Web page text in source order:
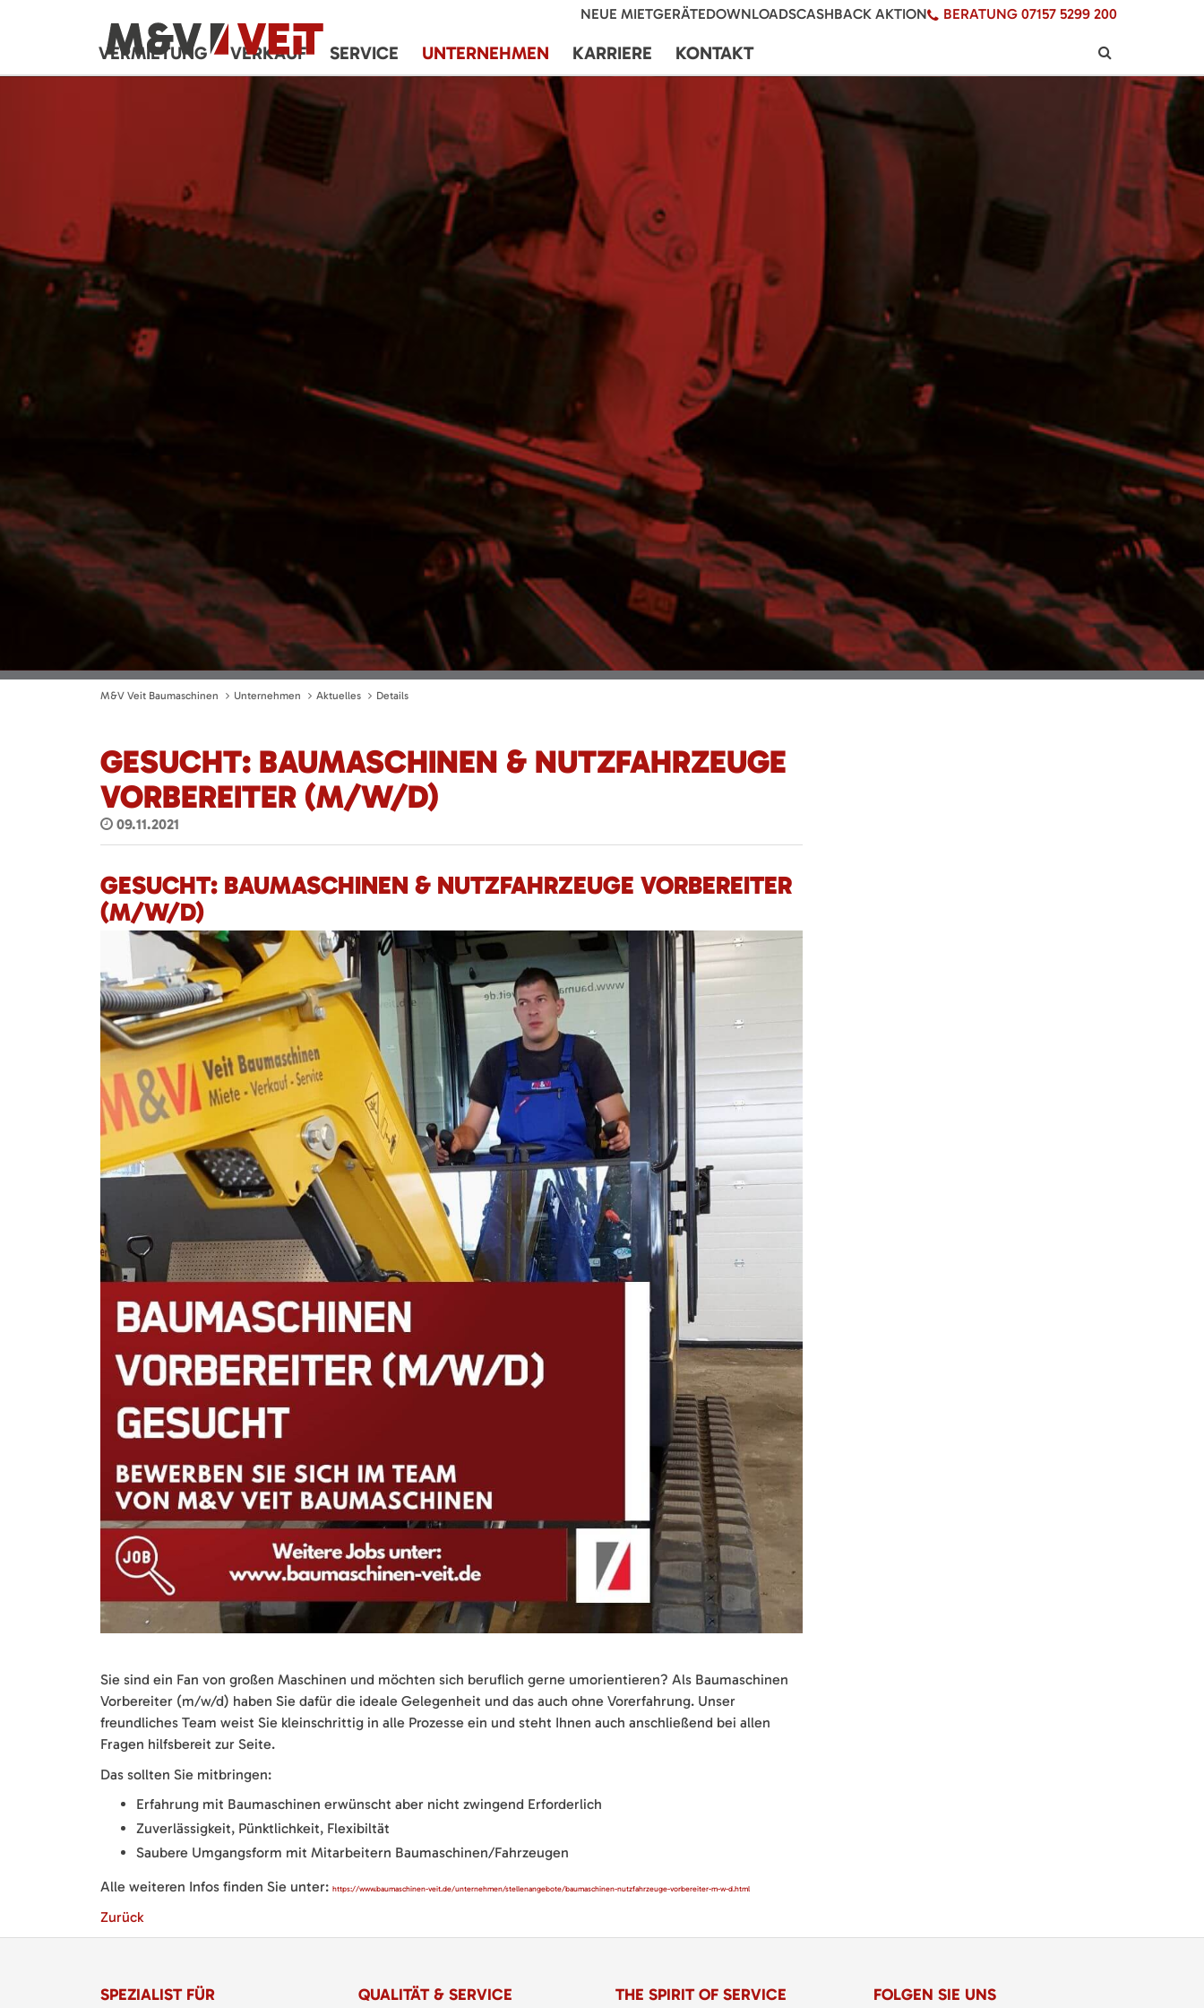
NEUE MIETGERÄTEDOWNLOADSCASHBACK AKTION BERATUNG 07157 5299 200
VERMIETUNG VERKAUF SERVICE UNTERNEHMEN KARRIERE KONTAKT
M&V Veit Baumaschinen Unternehmen Aktuelles Details
GESUCHT: BAUMASCHINEN & NUTZFAHRZEUGE
VORBEREITER (M/W/D)
09.11.2021
GESUCHT: BAUMASCHINEN & NUTZFAHRZEUGE VORBEREITER
(M/W/D)
Sie sind ein Fan von großen Maschinen und möchten sich beruflich gerne umorientieren? Als Baumaschinen
Vorbereiter (m/w/d) haben Sie dafür die ideale Gelegenheit und das auch ohne Vorerfahrung. Unser
freundliches Team weist Sie kleinschrittig in alle Prozesse ein und steht Ihnen auch anschließend bei allen
Fragen hilfsbereit zur Seite.
Das sollten Sie mitbringen:
Erfahrung mit Baumaschinen erwünscht aber nicht zwingend Erforderlich
Zuverlässigkeit, Pünktlichkeit, Flexibiltät
Saubere Umgangsform mit Mitarbeitern Baumaschinen/Fahrzeugen
Alle weiteren Infos finden Sie unter: https://www.baumaschinen-veit.de/unternehmen/stellenangebote/baumaschinen-nutzfahrzeuge-vorbereiter-m-w-d.html
Zurück
SPEZIALIST FÜR QUALITÄT & SERVICE THE SPIRIT OF SERVICE FOLGEN SIE UNS